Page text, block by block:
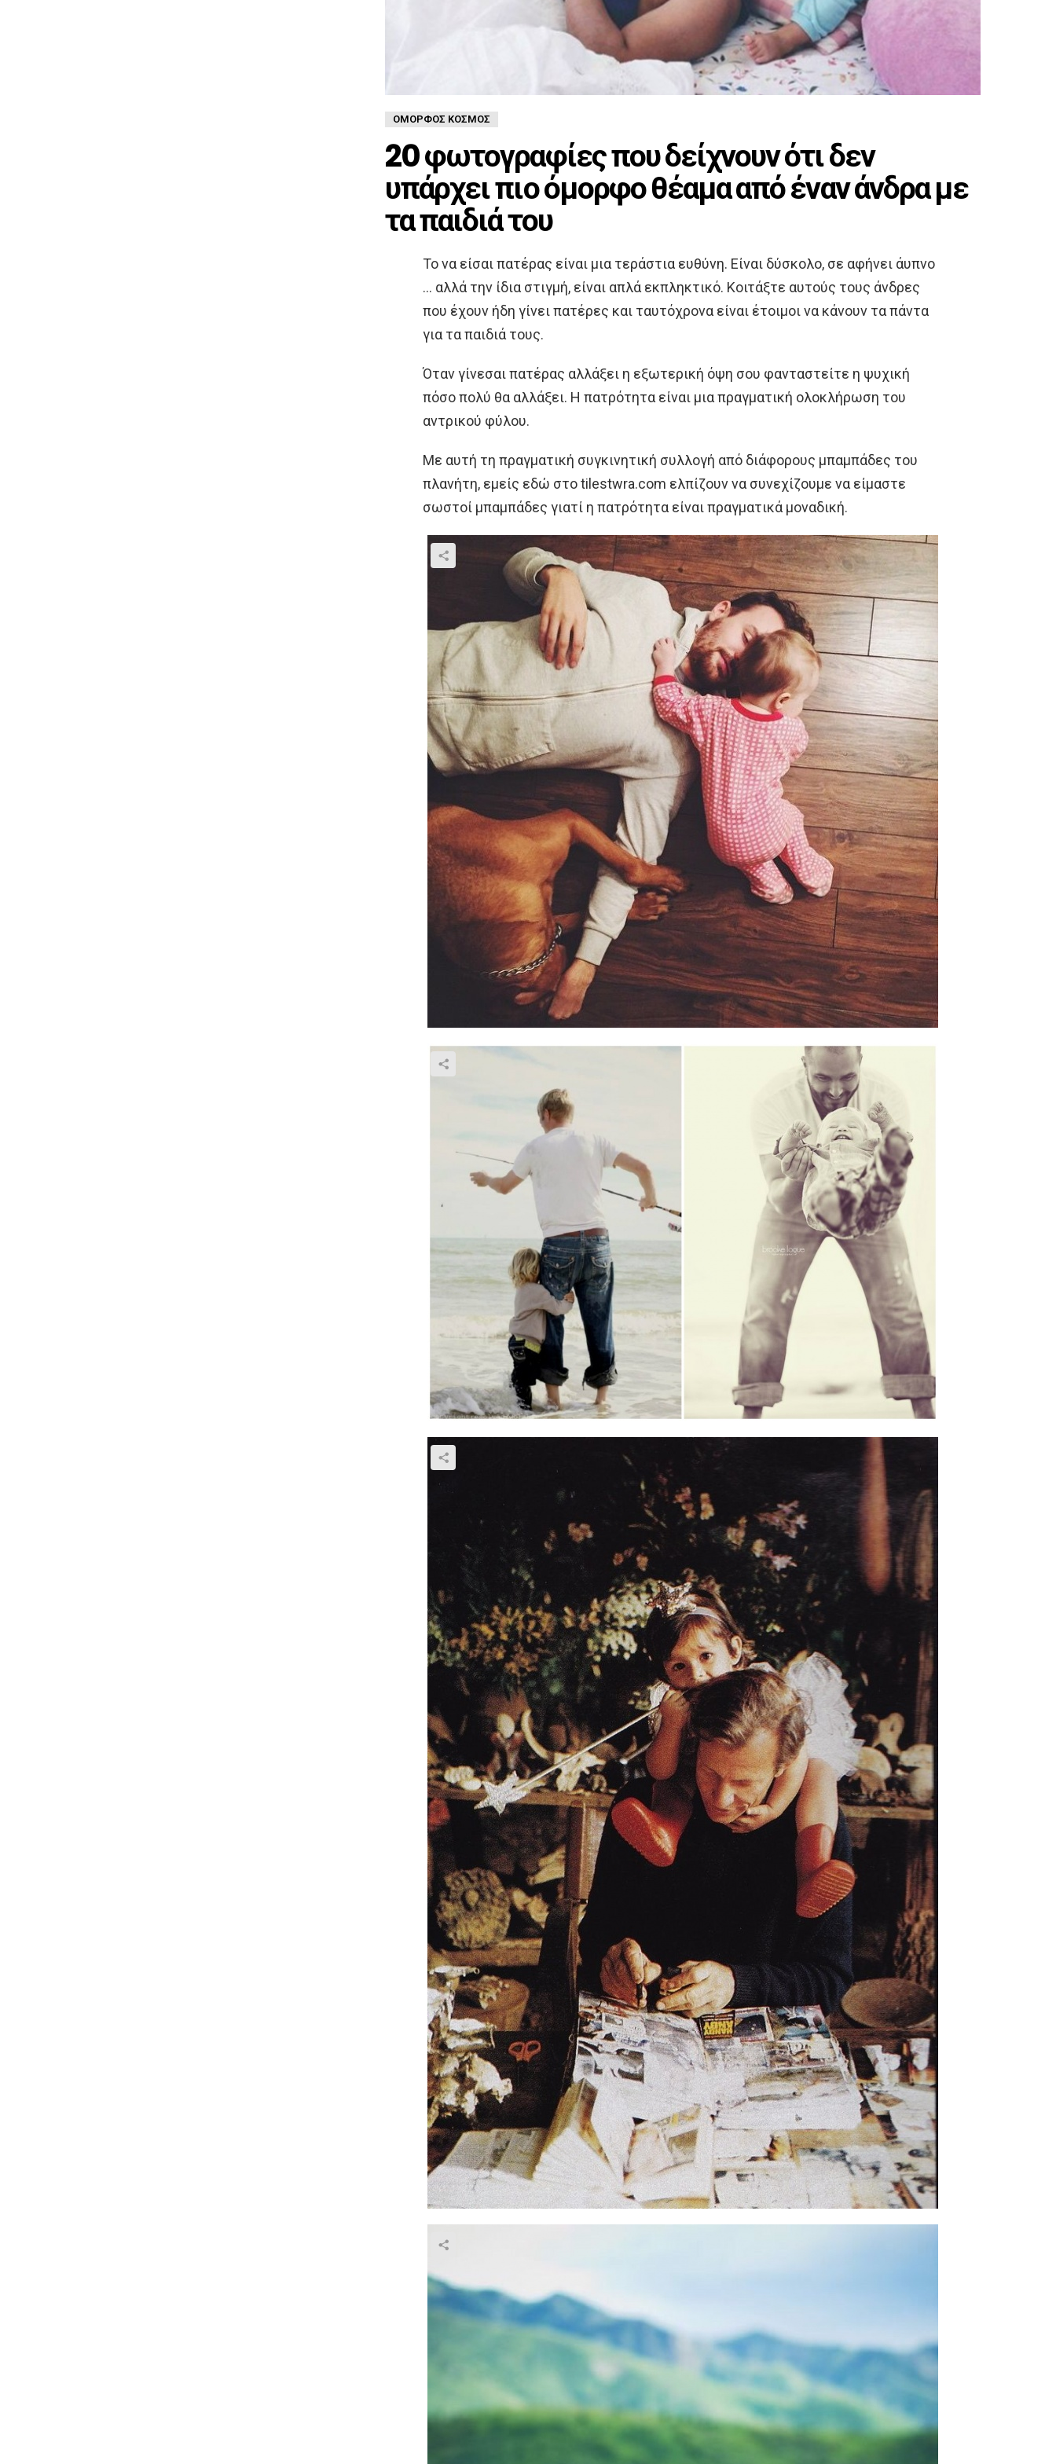
ΌΜΟΡΦΟΣ ΚΌΣΜΟΣ
20 φωτογραφίες που δείχνουν ότι δεν
υπάρχει πιο όμορφο θέαμα από έναν άνδρα με
τα παιδιά του
Το να είσαι πατέρας είναι μια τεράστια ευθύνη. Είναι δύσκολο, σε αφήνει άυπνο
… αλλά την ίδια στιγμή, είναι απλά εκπληκτικό. Κοιτάξτε αυτούς τους άνδρες
που έχουν ήδη γίνει πατέρες και ταυτόχρονα είναι έτοιμοι να κάνουν τα πάντα
για τα παιδιά τους.
Όταν γίνεσαι πατέρας αλλάξει η εξωτερική όψη σου φανταστείτε η ψυχική
πόσο πολύ θα αλλάξει. Η πατρότητα είναι μια πραγματική ολοκλήρωση του
αντρικού φύλου.
Με αυτή τη πραγματική συγκινητική συλλογή από διάφορους μπαμπάδες του
πλανήτη, εμείς εδώ στο tilestwra.com ελπίζουν να συνεχίζουμε να είμαστε
σωστοί μπαμπάδες γιατί η πατρότητα είναι πραγματικά μοναδική.